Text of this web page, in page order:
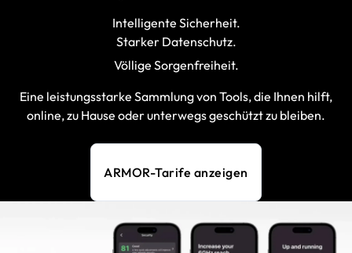
Intelligente Sicherheit.
Starker Datenschutz.
Völlige Sorgenfreiheit.
Eine leistungsstarke Sammlung von Tools, die Ihnen hilft,
online, zu Hause oder unterwegs geschützt zu bleiben.
ARMOR-Tarife anzeigen